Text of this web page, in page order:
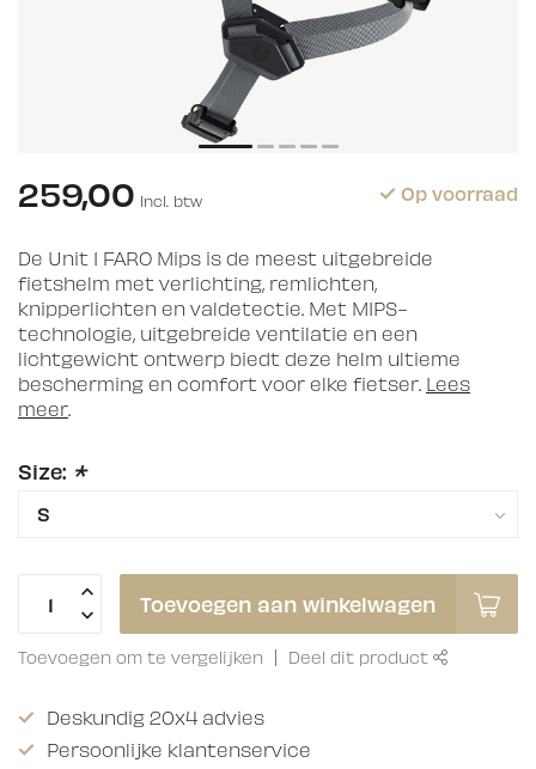
259,00 Incl. btw Op voorraad
De Unit 1 FARO Mips is de meest uitgebreide
fietshelm met verlichting, remlichten,
knipperlichten en valdetectie. Met MIPS-
technologie, uitgebreide ventilatie en een
lichtgewicht ontwerp biedt deze helm ultieme
bescherming en comfort voor elke fietser. Lees
meer.
Size: *
Toevoegen aan winkelwagen
Toevoegen om te vergelijken Deel dit product
Deskundig 20x4 advies
Persoonlijke klantenservice